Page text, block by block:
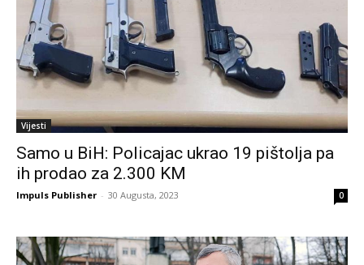
Vijesti
Samo u BiH: Policajac ukrao 19 pištolja pa
ih prodao za 2.300 KM
Impuls Publisher - 30 Augusta, 2023 0